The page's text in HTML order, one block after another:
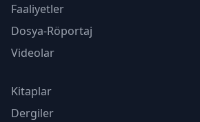
Faaliyetler
Dosya-Röportaj
Videolar
Kitaplar
Dergiler